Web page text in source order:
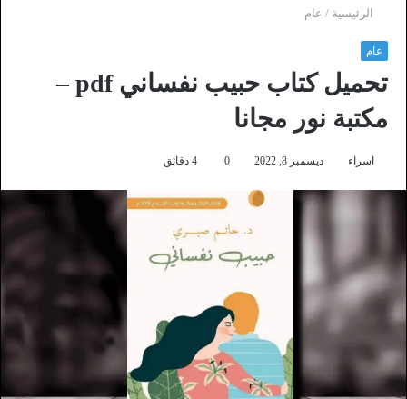
الرئيسية / عام
عام
تحميل كتاب حبيب نفساني pdf –
مكتبة نور مجانا
اسراء ديسمبر 8, 2022 0